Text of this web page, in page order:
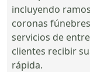
incluyendo
coronas
servicios de
clientes recibir
rápida.